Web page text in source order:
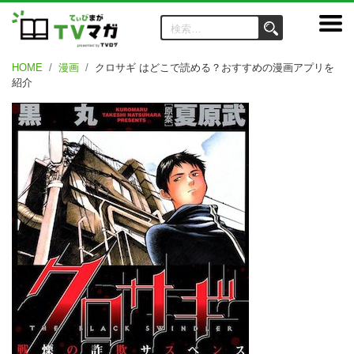
HOME 漫画
クロサギ はどこで読める？おすすめの漫画アプリを
紹介